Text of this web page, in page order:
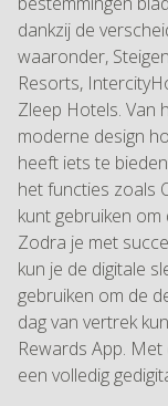
dankzij de
waaronder,
Resorts,
Zleep Hotels. Van
moderne design
heeft iets te
het functies zoals
kunt gebruiken
Zodra je met
kun je de digitale
gebruiken om de
dag van vertrek
Rewards App.
een volledig